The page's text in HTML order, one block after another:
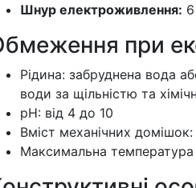
Шнур електроживлення:
при
Рідина: забруднена вода
води за щільністю та
pH: від 4 до 10
Вміст механічних
Максимальна температура